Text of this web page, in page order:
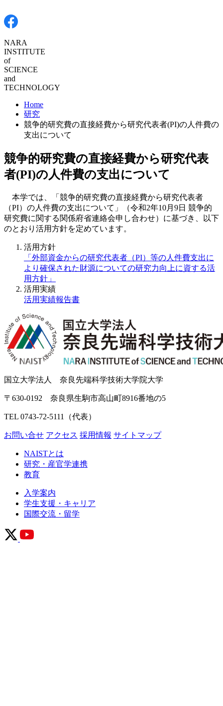
NARA
INSTITUTE
of
SCIENCE
and
TECHNOLOGY
Home
研究
競争的研究費の直接経費から研究代表者(PI)の人件費の
支出について
競争的研究費の直接経費から研究代表
者(PI)の人件費の支出について
本学では、「競争的研究費の直接経費から研究代表者
（PI）の人件費の支出について」（令和2年10月9日 競争的
研究費に関する関係府省連絡会申し合わせ）に基づき、以下
のとおり活用方針を定めています。
活用方針
「外部資金からの研究代表者（PI）等の人件費支出に
より確保された財源についての研究力向上に資する活
用方針」
活用実績
活用実績報告書
国立大学法人 奈良先端科学技術大学院大学
〒630-0192 奈良県生駒市高山町8916番地の5
TEL 0743-72-5111（代表）
お問い合せ アクセス 採用情報 サイトマップ
NAISTとは
研究・産官学連携
教育
入学案内
学生支援・キャリア
国際交流・留学